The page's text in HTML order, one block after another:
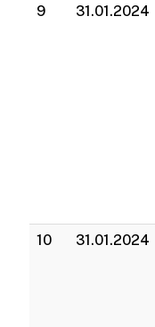
9 31.01.2024
10 31.01.2024